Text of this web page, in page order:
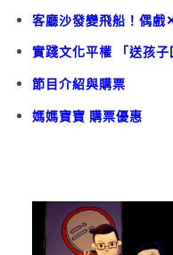
客廳沙發變飛船！偶
實踐文化平權 「送孩
節目介紹與購票
媽媽寶寶 購票優惠